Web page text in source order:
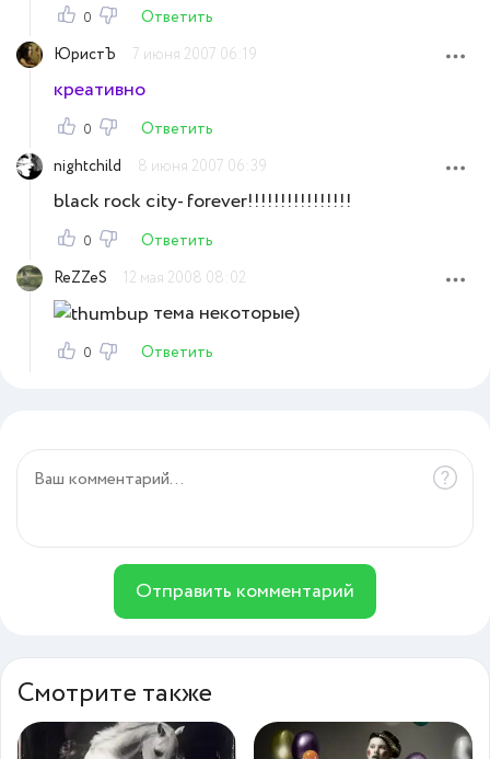
0
Ответить
ЮристЪ
7 июня 2007 06:19
креативно
0
Ответить
nightchild
8 июня 2007 06:39
black rock city- forever!!!!!!!!!!!!!!!!
0
Ответить
ReZZeS
12 мая 2008 08:02
тема некоторые)
0 Ответить
Отправить комментарий
Смотрите также